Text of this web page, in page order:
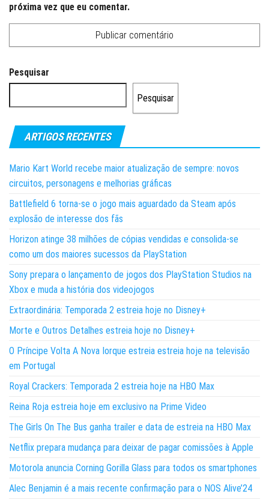
próxima vez que eu comentar.
Pesquisar
Pesquisar
ARTIGOS RECENTES
Mario Kart World recebe maior atualização de sempre: novos
circuitos, personagens e melhorias gráficas
Battlefield 6 torna-se o jogo mais aguardado da Steam após
explosão de interesse dos fãs
Horizon atinge 38 milhões de cópias vendidas e consolida-se
como um dos maiores sucessos da PlayStation
Sony prepara o lançamento de jogos dos PlayStation Studios na
Xbox e muda a história dos videojogos
Extraordinária: Temporada 2 estreia hoje no Disney+
Morte e Outros Detalhes estreia hoje no Disney+
O Príncipe Volta A Nova Iorque estreia estreia hoje na televisão
em Portugal
Royal Crackers: Temporada 2 estreia hoje na HBO Max
Reina Roja estreia hoje em exclusivo na Prime Video
The Girls On The Bus ganha trailer e data de estreia na HBO Max
Netflix prepara mudança para deixar de pagar comissões à Apple
Motorola anuncia Corning Gorilla Glass para todos os smartphones
Alec Benjamin é a mais recente confirmação para o NOS Alive’24